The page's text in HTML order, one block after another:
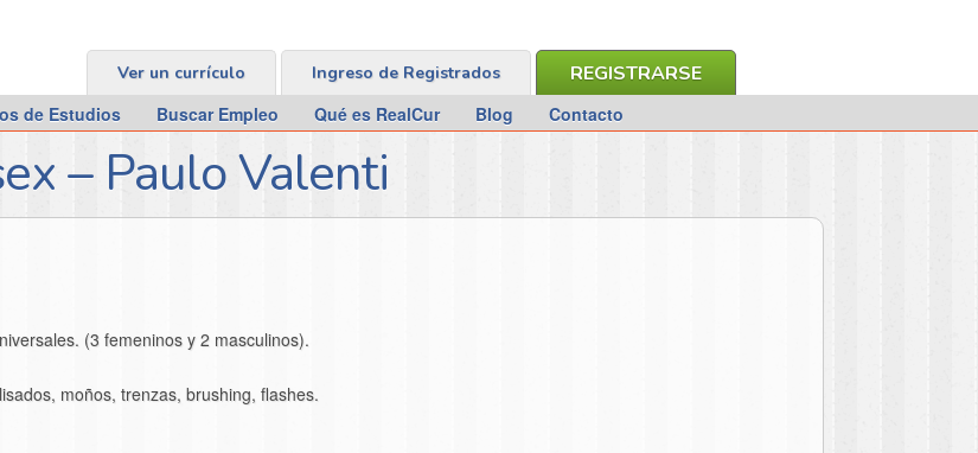
REGISTRARSE
Ingreso de Registrados
Ver un currículo
de Estudios Buscar Empleo Qué es RealCur Blog Contacto
– Paulo Valenti
(3 femeninos y 2 masculinos).
moños, trenzas, brushing, flashes.